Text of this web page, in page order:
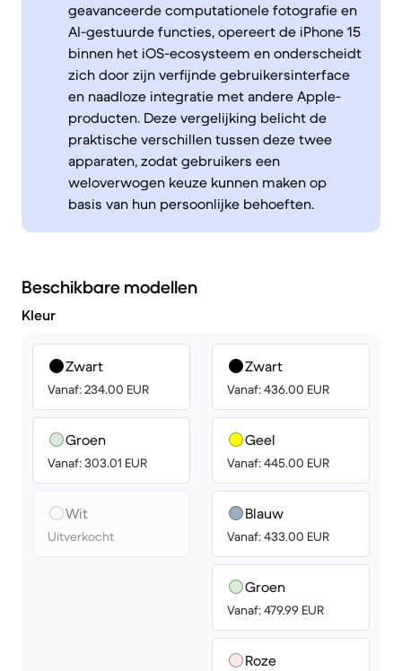
geavanceerde computationele fotografie en
AI-gestuurde functies, opereert de iPhone 15
binnen het iOS-ecosysteem en onderscheidt
zich door zijn verfijnde gebruikersinterface
en naadloze integratie met andere Apple-
producten. Deze vergelijking belicht de
praktische verschillen tussen deze twee
apparaten, zodat gebruikers een
weloverwogen keuze kunnen maken op
basis van hun persoonlijke behoeften.
Beschikbare modellen
Kleur
Zwart
Vanaf: 234.00 EUR
Groen
Vanaf: 303.01 EUR
Wit
Uitverkocht
Zwart
Vanaf: 436.00 EUR
Geel
Vanaf: 445.00 EUR
Blauw
Vanaf: 433.00 EUR
Groen
Vanaf: 479.99 EUR
Roze